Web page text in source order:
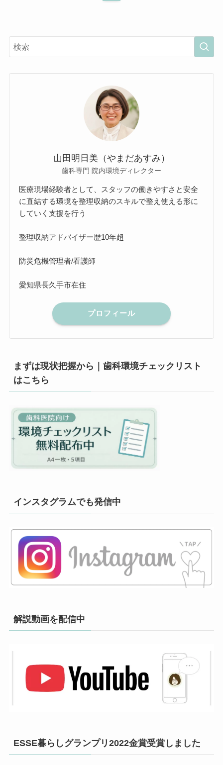
山田明日美（やまだあすみ）
歯科専門 院内環境ディレクター
医療現場経験者として、スタッフの働きやすさと安全
に直結する環境を整理収納のスキルで整え使える形に
していく支援を行う
整理収納アドバイザー歴10年超
防災危機管理者/看護師
愛知県長久手市在住
プロフィール
まずは現状把握から｜歯科環境チェックリスト
はこちら
インスタグラムでも発信中
解説動画を配信中
ESSE暮らしグランプリ2022金賞受賞しました